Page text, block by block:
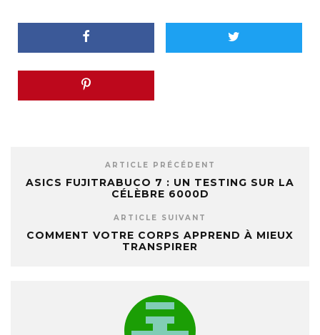
ARTICLE PRÉCÉDENT
ASICS FUJITRABUCO 7 : UN TESTING SUR LA
CÉLÈBRE 6000D
ARTICLE SUIVANT
COMMENT VOTRE CORPS APPREND À MIEUX
TRANSPIRER